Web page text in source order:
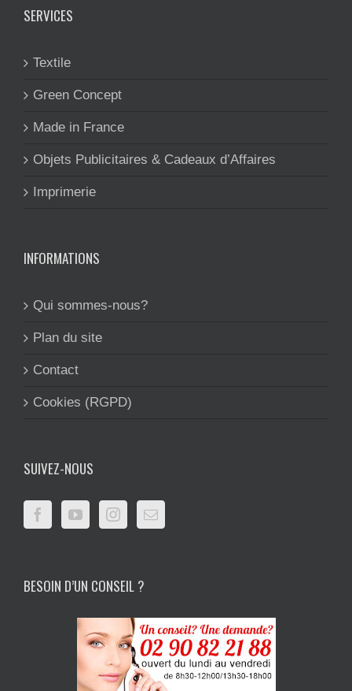
SERVICES
Textile
Green Concept
Made in France
Objets Publicitaires & Cadeaux d’Affaires
Imprimerie
INFORMATIONS
Qui sommes-nous?
Plan du site
Contact
Cookies (RGPD)
SUIVEZ-NOUS
BESOIN D’UN CONSEIL ?